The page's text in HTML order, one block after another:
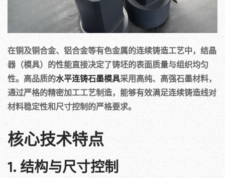
在铜及铜合金、铝合金等有色金属的连续铸造工艺中，结晶
器（模具）的性能直接决定了铸坯的表面质量与组织均匀
性。高品质的水平连铸石墨模具采用高纯、高强石墨材料，
通过严格的精密加工工艺制造，能够有效满足连续铸造线对
材料稳定性和尺寸控制的严格要求。
核心技术特点
1. 结构与尺寸控制